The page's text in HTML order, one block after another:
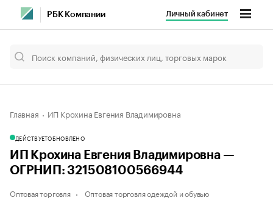
РБК Компании Личный кабинет
Главная ИП Крохина Евгения Владимировна
ДЕЙСТВУЕТОБНОВЛЕНО
ИП Крохина Евгения Владимировна —
ОГРНИП: 321508100566944
Оптовая торговля Оптовая торговля одеждой и обувью